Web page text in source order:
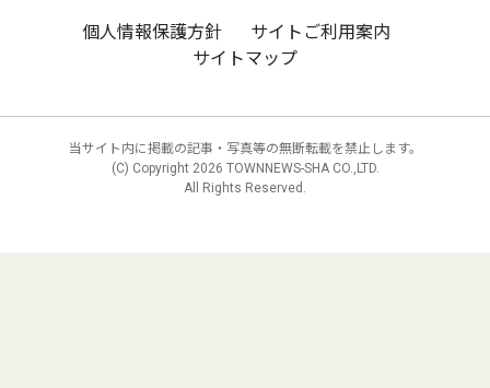
個人情報保護方針
サイトご利用案内
サイトマップ
当サイト内に掲載の記事・写真等の無断転載を禁止します。
(C) Copyright 2026 TOWNNEWS-SHA CO.,LTD.
All Rights Reserved.